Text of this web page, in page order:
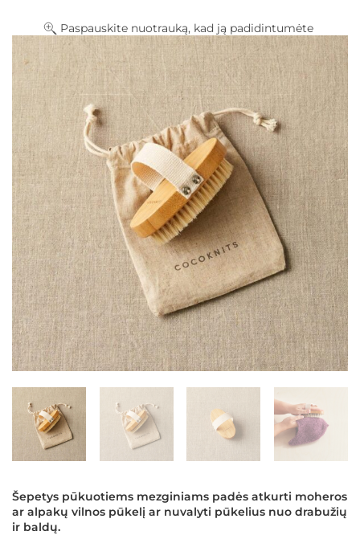
Paspauskite nuotrauką, kad ją padidintumėte
Šepetys pūkuotiems mezginiams padės atkurti moheros
ar alpakų vilnos pūkelį ar nuvalyti pūkelius nuo drabužių
ir baldų.